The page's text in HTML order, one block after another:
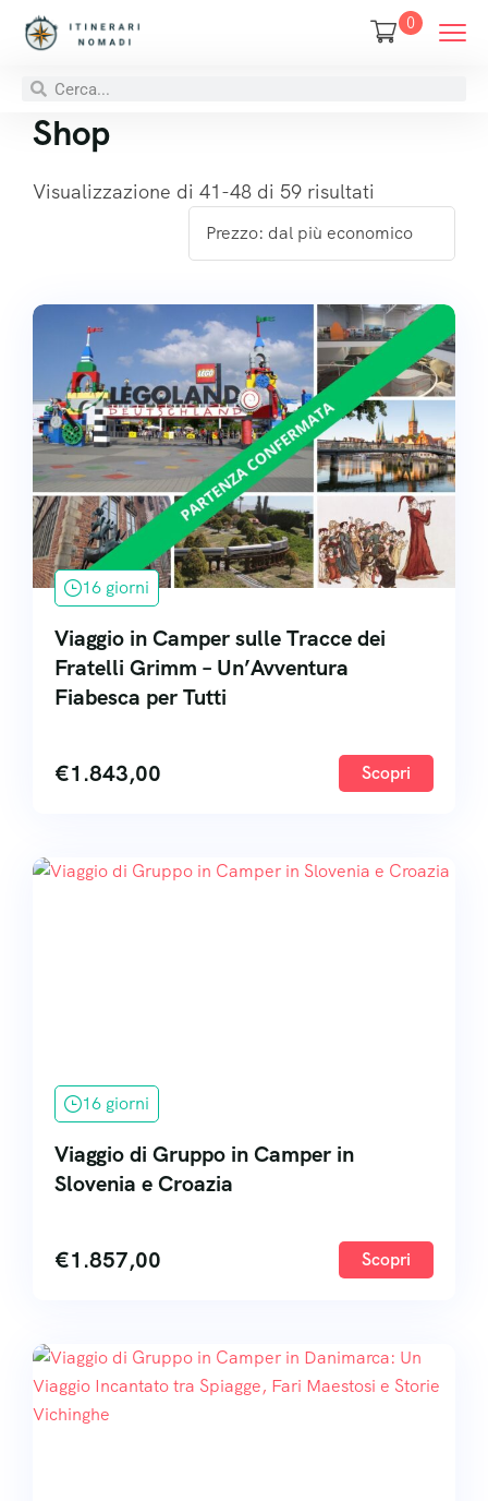
0
Shop
Visualizzazione di 41-48 di 59 risultati
16 giorni
Viaggio in Camper sulle Tracce dei
Fratelli Grimm – Un’Avventura
Fiabesca per Tutti
€1.843,00 Scopri
16 giorni
Viaggio di Gruppo in Camper in
Slovenia e Croazia
€1.857,00 Scopri